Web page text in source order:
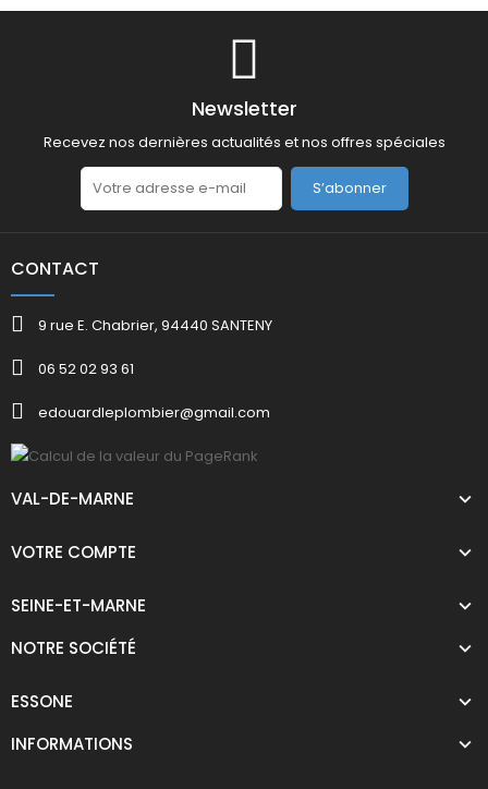
Newsletter
Recevez nos dernières actualités et nos offres spéciales
S’abonner
CONTACT
9 rue E. Chabrier, 94440 SANTENY
06 52 02 93 61
edouardleplombier@gmail.com
VAL-DE-MARNE
VOTRE COMPTE
SEINE-ET-MARNE
NOTRE SOCIÉTÉ
ESSONE
INFORMATIONS